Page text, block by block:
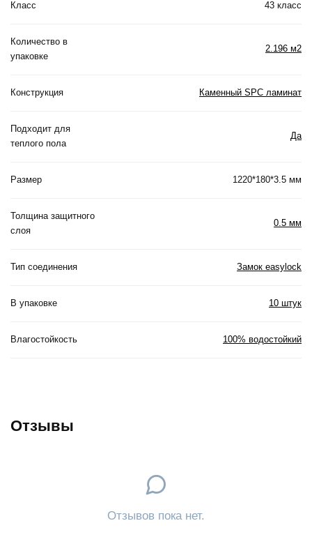
Класс 43 класс
Количество в
упаковке
2.196 м2
Конструкция Каменный SPC ламинат
Подходит для
теплого пола
Да
Размер 1220*180*3.5 мм
Толщина защитного
слоя
0.5 мм
Тип соединения Замок easylock
В упаковке 10 штук
Влагостойкость 100% водостойкий
Отзывы
Отзывов пока нет.